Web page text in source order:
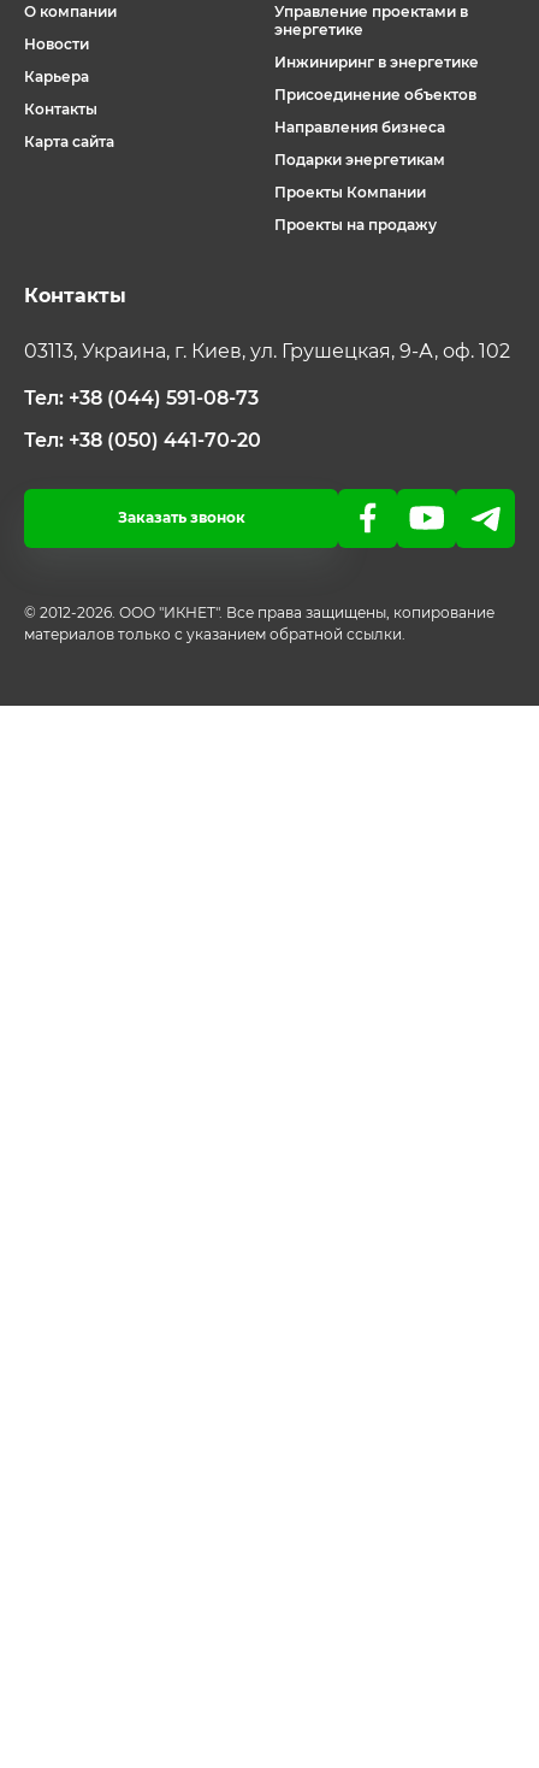
О компании
Новости
Карьера
Контакты
Карта сайта
Управление проектами в
энергетике
Инжиниринг в энергетике
Присоединение объектов
Направления бизнеса
Подарки энергетикам
Проекты Компании
Проекты на продажу
Контакты
03113, Украина, г. Киев, ул. Грушецкая, 9-А, оф. 102
Тел: +38 (044) 591-08-73
Тел: +38 (050) 441-70-20
Заказать звонок
© 2012-2026. ООО "ИКНЕТ". Все права защищены, копирование
материалов только с указанием обратной ссылки.